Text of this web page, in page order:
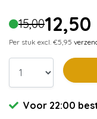
15,0012,50
Per stuk excl. €5,95
Voor 22:00